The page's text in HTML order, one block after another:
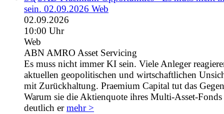
sein. 02.09.2026 Web
02.09.2026
10:00 Uhr
Web
ABN AMRO Asset Servicing
Es muss nicht immer KI sein. Viele Anleger
aktuellen geopolitischen und wirtschaftlichen
mit Zurückhaltung. Praemium Capital tut das
Warum sie die Aktienquote ihres Multi-Asset-Fonds
deutlich ermehr >